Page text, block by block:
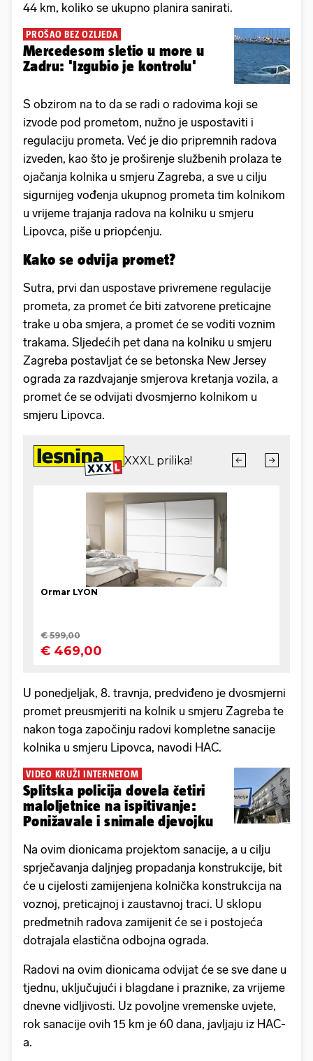
44 km, koliko se ukupno planira sanirati.
PROŠAO BEZ OZLJEDA
Mercedesom sletio u more u
Zadru: 'Izgubio je kontrolu'
S obzirom na to da se radi o radovima koji se
izvode pod prometom, nužno je uspostaviti i
regulaciju prometa. Već je dio pripremnih radova
izveden, kao što je proširenje službenih prolaza te
ojačanja kolnika u smjeru Zagreba, a sve u cilju
sigurnijeg vođenja ukupnog prometa tim kolnikom
u vrijeme trajanja radova na kolniku u smjeru
Lipovca, piše u priopćenju.
Kako se odvija promet?
Sutra, prvi dan uspostave privremene regulacije
prometa, za promet će biti zatvorene preticajne
trake u oba smjera, a promet će se voditi voznim
trakama. Sljedećih pet dana na kolniku u smjeru
Zagreba postavljat će se betonska New Jersey
ograda za razdvajanje smjerova kretanja vozila, a
promet će se odvijati dvosmjerno kolnikom u
smjeru Lipovca.
U ponedjeljak, 8. travnja, predviđeno je dvosmjerni
promet preusmjeriti na kolnik u smjeru Zagreba te
nakon toga započinju radovi kompletne sanacije
kolnika u smjeru Lipovca, navodi HAC.
VIDEO KRUŽI INTERNETOM
Splitska policija dovela četiri
maloljetnice na ispitivanje:
Ponižavale i snimale djevojku
Na ovim dionicama projektom sanacije, a u cilju
sprječavanja daljnjeg propadanja konstrukcije, bit
će u cijelosti zamijenjena kolnička konstrukcija na
voznoj, preticajnoj i zaustavnoj traci. U sklopu
predmetnih radova zamijenit će se i postojeća
dotrajala elastična odbojna ograda.
Radovi na ovim dionicama odvijat će se sve dane u
tjednu, uključujući i blagdane i praznike, za vrijeme
dnevne vidljivosti. Uz povoljne vremenske uvjete,
rok sanacije ovih 15 km je 60 dana, javljaju iz HAC-
a.